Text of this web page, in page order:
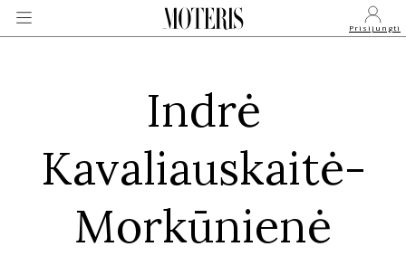
Prisijungti
MONARCHIJA
Indrė
Kavaliauskaitė-
Morkūnienė